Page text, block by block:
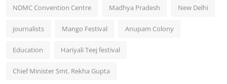
NDMC Convention Centre Madhya Pradesh New Delhi
journalists Mango Festival Anupam Colony
Education Hariyali Teej festival
Chief Minister Smt. Rekha Gupta